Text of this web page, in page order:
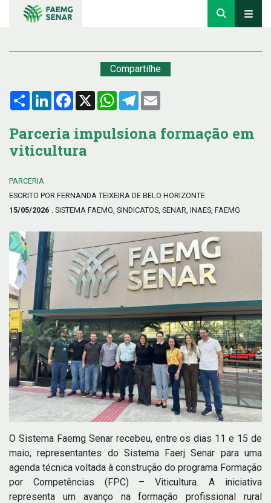
Compartilhe
Compartilhar
LinkedInFacebook
X WhatsApp
Telegram
Parceria impulsiona formação em
viticultura
PARCERIA
ESCRITO POR FERNANDA TEIXEIRA DE BELO HORIZONTE
15/05/2026 . SISTEMA FAEMG, SINDICATOS, SENAR, INAES, FAEMG
O Sistema Faemg Senar recebeu, entre os dias 11 e 15 de
maio, representantes do Sistema Faerj Senar para uma
agenda técnica voltada à construção do programa Formação
por Competências (FPC) – Viticultura. A iniciativa
representa um avanço na formação profissional rural